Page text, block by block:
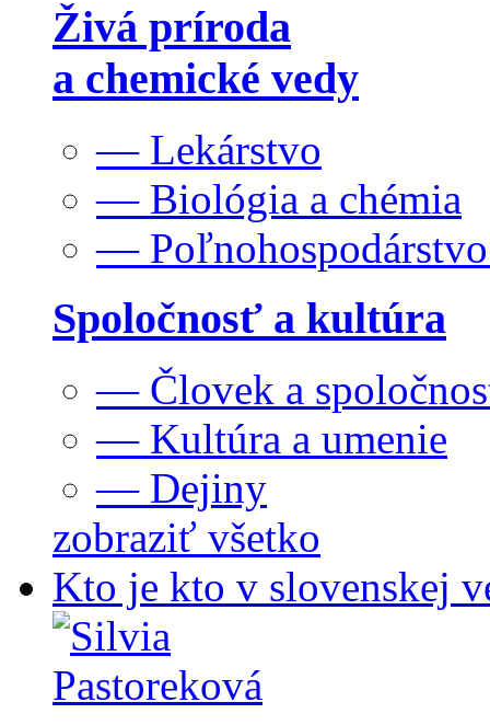
Živá príroda
a chemické vedy
— Lekárstvo
— Biológia a chémia
—
Spoločnosť a kultúra
— Človek a
— Kultúra a umenie
— Dejiny
zobraziť všetko
Kto je kto v slovenskej